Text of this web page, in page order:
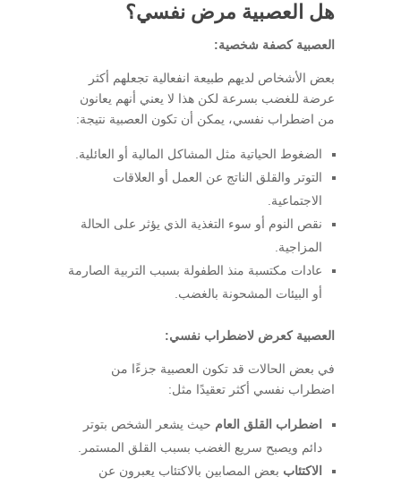
هل العصبية مرض نفسي؟
العصبية كصفة شخصية:
بعض الأشخاص لديهم طبيعة انفعالية تجعلهم أكثر
عرضة للغضب بسرعة لكن هذا لا يعني أنهم يعانون
من اضطراب نفسي، يمكن أن تكون العصبية نتيجة:
الضغوط الحياتية مثل المشاكل المالية أو العائلية.
التوتر والقلق الناتج عن العمل أو العلاقات
الاجتماعية.
نقص النوم أو سوء التغذية الذي يؤثر على الحالة
المزاجية.
عادات مكتسبة منذ الطفولة بسبب التربية الصارمة
أو البيئات المشحونة بالغضب.
العصبية كعرض لاضطراب نفسي:
في بعض الحالات قد تكون العصبية جزءًا من
اضطراب نفسي أكثر تعقيدًا مثل:
اضطراب القلق العام حيث يشعر الشخص بتوتر
دائم ويصبح سريع الغضب بسبب القلق المستمر.
الاكتئاب بعض المصابين بالاكتئاب يعبرون عن